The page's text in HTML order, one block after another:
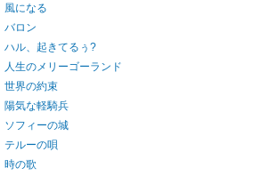
風になる
バロン
ハル、起きてるぅ?
人生のメリーゴーランド
世界の約束
陽気な軽騎兵
ソフィーの城
テルーの唄
時の歌